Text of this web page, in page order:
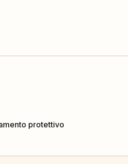
protettivo